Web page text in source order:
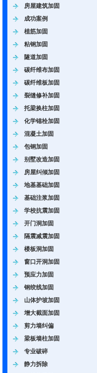
房屋建筑加固
成功案例
植筋加固
粘钢加固
隧道加固
碳纤维布加固
碳纤维板加固
裂缝修补加固
托梁换柱加固
化学锚栓加固
混凝土加固
包钢加固
别墅改造加固
房屋纠倾加固
地基基础加固
基础注浆加固
学校抗震加固
开门洞加固
隔震减震加固
楼板洞加固
窗口开洞加固
预应力加固
钢绞线加固
山体护坡加固
增大截面加固
剪力墙纠偏
梁板墙柱加固
专业破碎
静力拆除